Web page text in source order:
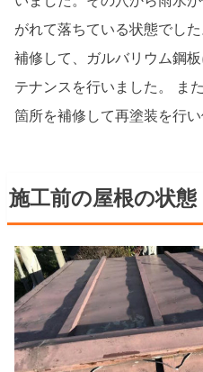
がれて落ちている状態でし
補修して、ガルバリウム鋼
テナンスを行いました。 ま
箇所を補修して再塗装を行い
施工前の屋根の状態